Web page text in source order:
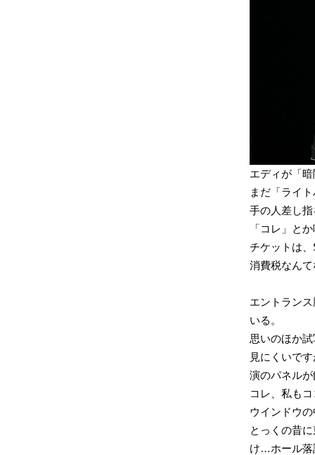
エディが「
まだ「ライ
手の人差し
「コレ」と
チケットは
消費税なん
エントラン
いる。
思いのほか
見にくいで
演のパネル
コレ、私も
ウインドウ
とっくの昔
け…ホール落